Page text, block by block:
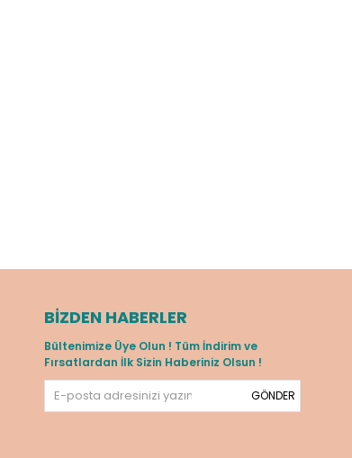
BIZDEN HABERLER
Bültenimize Üye Olun ! Tüm İndirim ve
Fırsatlardan İlk Sizin Haberiniz Olsun !
GÖNDER